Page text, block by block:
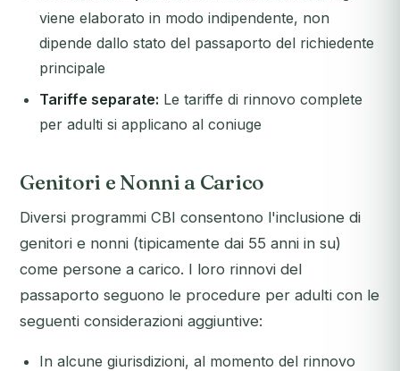
viene elaborato in modo indipendente, non
dipende dallo stato del passaporto del richiedente
principale
Tariffe separate: Le tariffe di rinnovo complete
per adulti si applicano al coniuge
Genitori e Nonni a Carico
Diversi programmi CBI consentono l'inclusione di
genitori e nonni (tipicamente dai 55 anni in su)
come persone a carico. I loro rinnovi del
passaporto seguono le procedure per adulti con le
seguenti considerazioni aggiuntive:
In alcune giurisdizioni, al momento del rinnovo